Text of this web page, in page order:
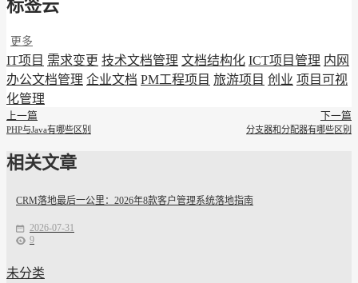
标签云
更多
IT项目 需求变更 技术文档管理 文档结构化 ICT项目管理 内网
办公文档管理 企业文档 PM工程项目 旅游项目 创业 项目可视
化管理
上一篇
PHP与Java有哪些区别
下一篇
分支器和分配器有哪些区别
相关文章
CRM落地最后一公里：2026年8款客户管理系统落地指南
2026-07-31
9
未分类